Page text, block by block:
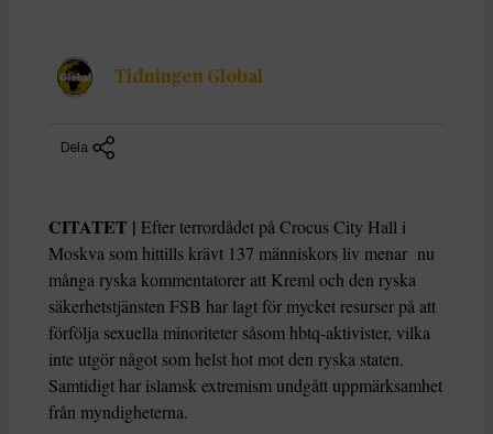
Tidningen Global
Dela
CITATET | Efter terrordådet på Crocus City Hall i
Moskva som hittills krävt 137 människors liv menar nu
många ryska kommentatorer att Kreml och den ryska
säkerhetstjänsten FSB har lagt för mycket resurser på att
förfölja sexuella minoriteter såsom hbtq-aktivister, vilka
inte utgör något som helst hot mot den ryska staten.
Samtidigt har islamsk extremism undgått uppmärksamhet
från myndigheterna.